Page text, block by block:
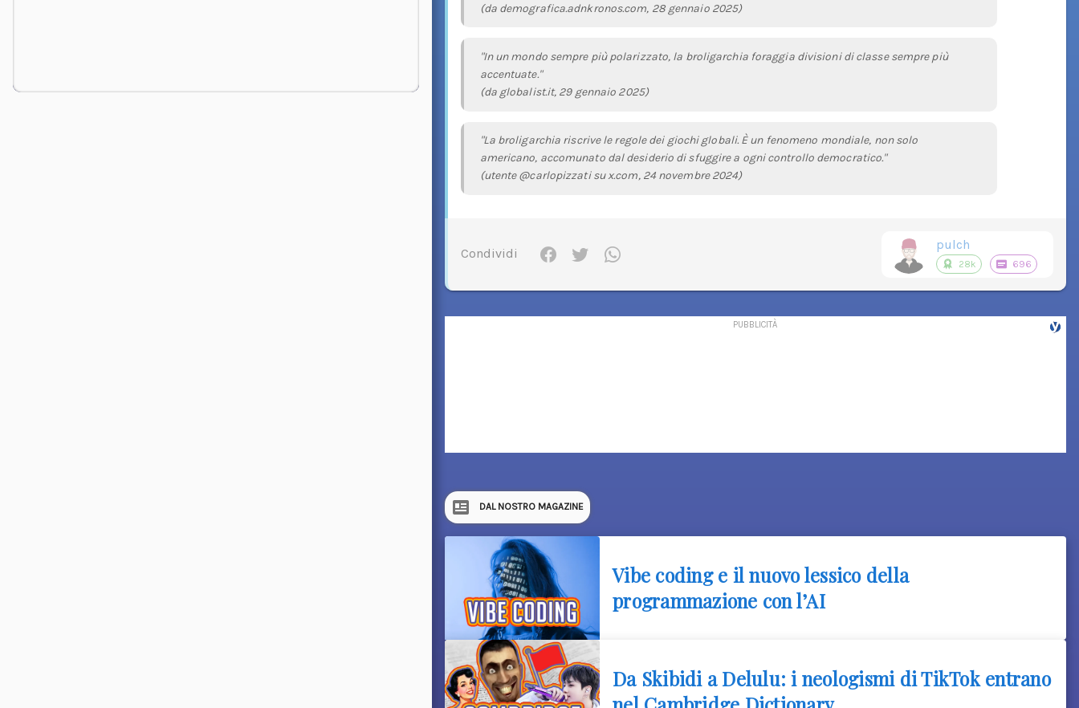
(da demografica.adnkronos.com, 28 gennaio 2025)
"In un mondo sempre più polarizzato, la broligarchia foraggia divisioni di classe sempre più
accentuate."
(da globalist.it, 29 gennaio 2025)
"La broligarchia riscrive le regole dei giochi globali. È un fenomeno mondiale, non solo
americano, accomunato dal desiderio di sfuggire a ogni controllo democratico."
(utente @carlopizzati su x.com, 24 novembre 2024)
Condividi
pulch
28k 696
DAL NOSTRO MAGAZINE
Vibe coding e il nuovo lessico della
programmazione con l’AI
Da Skibidi a Delulu: i neologismi di TikTok entrano